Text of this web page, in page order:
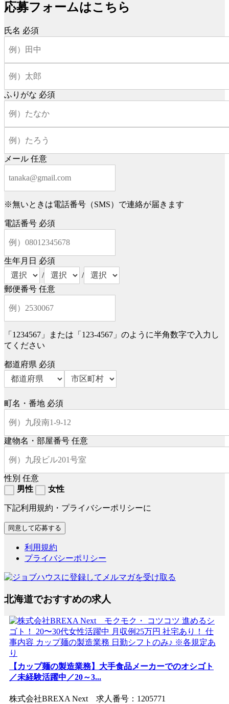
応募フォームはこちら
氏名 必須
ふりがな 必須
メール 任意
※無いときは電話番号（SMS）で連絡が届きます
電話番号 必須
生年月日 必須
/
/
郵便番号 任意
「1234567」または「123-4567」のように半角数字で入力し
てください
都道府県 必須
町名・番地 必須
建物名・部屋番号 任意
性別 任意
男性
女性
下記利用規約・プライバシーポリシーに
利用規約
プライバシーポリシー
北海道でおすすめの求人
【カップ麺の製造業務】大手食品メーカーでのオシゴト
／未経験活躍中／20～3...
株式会社BREXA Next 求人番号：1205771